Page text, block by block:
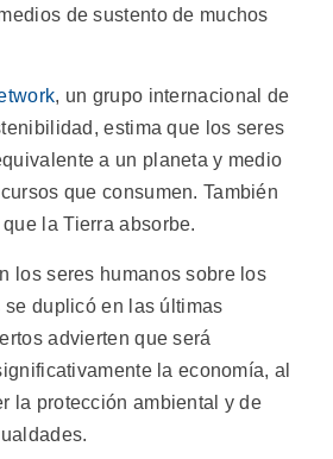
de sustento de muchos
, un grupo internacional de
estima que los seres
a un planeta y medio
que consumen. También
la Tierra absorbe.
los seres humanos sobre los
se duplicó en las últimas
advierten que será
la economía, al
la protección ambiental y de